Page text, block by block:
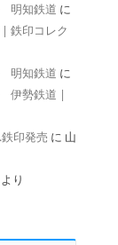
明知鉄道 に
鉄印コレク
明知鉄道 に
伊勢鉄道 |
印発売 に 山
より